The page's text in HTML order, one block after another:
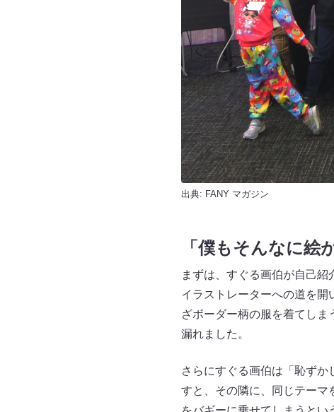
出典: FANY マガジン
「僕もそんなに絵
まずは、すぐる画伯が自己
イラストレーターへの道を
ざボーダー柄の服を着てし
漏れました。
さらにすぐる画伯は「恥ず
すと、その隣に、同じテーマ